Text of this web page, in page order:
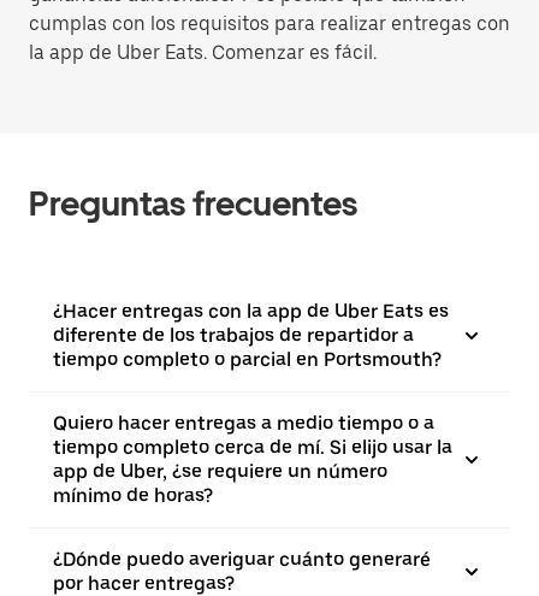
cumplas con los requisitos para realizar entregas con
la app de Uber Eats. Comenzar es fácil.
Preguntas frecuentes
¿Hacer entregas con la app de Uber Eats es
diferente de los trabajos de repartidor a
tiempo completo o parcial en Portsmouth?
Quiero hacer entregas a medio tiempo o a
tiempo completo cerca de mí. Si elijo usar la
app de Uber, ¿se requiere un número
mínimo de horas?
¿Dónde puedo averiguar cuánto generaré
por hacer entregas?